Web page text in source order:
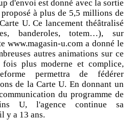
d'envoi est donné avec la sortie
à plus de 5,5 millions de
U. Ce lancement théâtralisé
banderoles, totem…), sur
www.magasin-u.com a donné le
autres animations sur ce
plus moderne et complice,
permettra de fédérer
de la Carte U. En donnant un
du programme de
U, l'agence continue sa
y a 13 ans.